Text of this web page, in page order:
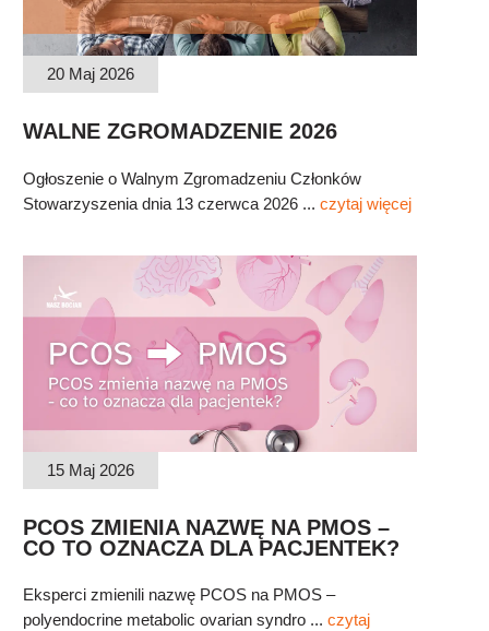
20 Maj 2026
WALNE ZGROMADZENIE 2026
Ogłoszenie o Walnym Zgromadzeniu Członków
Stowarzyszenia dnia 13 czerwca 2026 ... czytaj więcej
15 Maj 2026
PCOS ZMIENIA NAZWĘ NA PMOS –
CO TO OZNACZA DLA PACJENTEK?
Eksperci zmienili nazwę PCOS na PMOS –
polyendocrine metabolic ovarian syndro ... czytaj